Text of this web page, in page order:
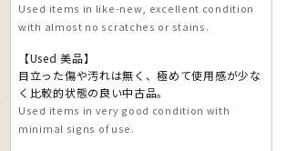
Used items in like-new, excellent condition
with almost no scratches or stains.
【Used 美品】
目立った傷や汚れは無く、極めて使用感が少な
く比較的状態の良い中古品。
Used items in very good condition with
minimal signs of use.